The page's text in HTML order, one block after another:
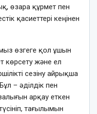
өзара құрмет пен
қасиеттері кеңінен
өзгеге қол ұшын
көрсету және ел
сезіну айрықша
– әділдік пен
арқау еткен
тағылымын